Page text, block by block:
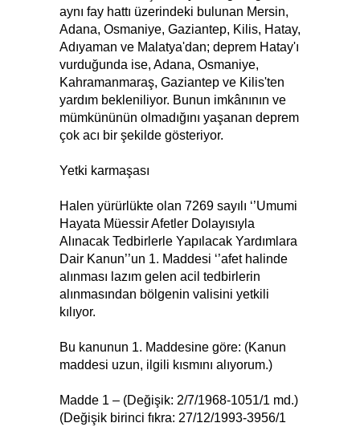
aynı fay hattı üzerindeki bulunan Mersin,
Adana, Osmaniye, Gaziantep, Kilis, Hatay,
Adıyaman ve Malatya'dan; deprem Hatay'ı
vurduğunda ise, Adana, Osmaniye,
Kahramanmaraş, Gaziantep ve Kilis'ten
yardım bekleniliyor. Bunun imkânının ve
mümkününün olmadığını yaşanan deprem
çok acı bir şekilde gösteriyor.
Yetki karmaşası
Halen yürürlükte olan 7269 sayılı ‘’Umumi
Hayata Müessir Afetler Dolayısıyla
Alınacak Tedbirlerle Yapılacak Yardımlara
Dair Kanun’’un 1. Maddesi ‘’afet halinde
alınması lazım gelen acil tedbirlerin
alınmasından bölgenin valisini yetkili
kılıyor.
Bu kanunun 1. Maddesine göre: (Kanun
maddesi uzun, ilgili kısmını alıyorum.)
Madde 1 – (Değişik: 2/7/1968-1051/1 md.)
(Değişik birinci fıkra: 27/12/1993-3956/1